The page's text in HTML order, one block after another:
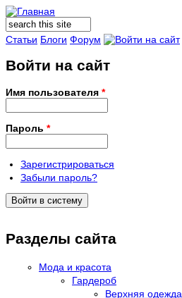
Форма поиска
Поиск
Статьи Блоги Форум
Войти на сайт
Имя пользователя *
Пароль *
Зарегистрироваться
Забыли пароль?
Разделы сайта
Мода и красота
Гардероб
Верхняя одежда